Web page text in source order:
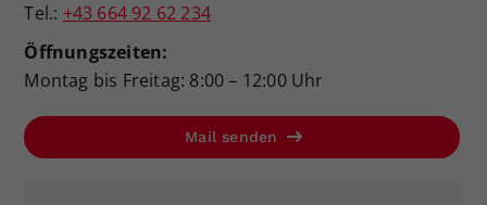
Tel.: +43 664 92 62 234
Öffnungszeiten:
Montag bis Freitag: 8:00 – 12:00 Uhr
Mail senden